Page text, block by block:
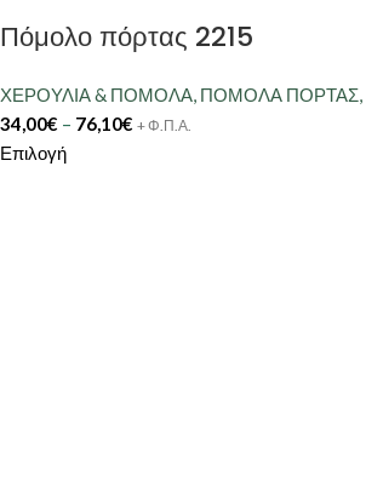
Πόμολο πόρτας 2215
ΧΕΡΟΥΛΙΑ & ΠΟΜΟΛΑ, ΠΟΜΟΛΑ ΠΟΡΤΑΣ,
34,00€ – 76,10€ + Φ.Π.Α.
Επιλογή